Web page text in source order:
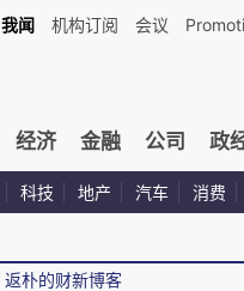
我闻 机构订阅 会议
经济 金融 公司 政
科技 地产 汽车 消费
返朴的财新博客